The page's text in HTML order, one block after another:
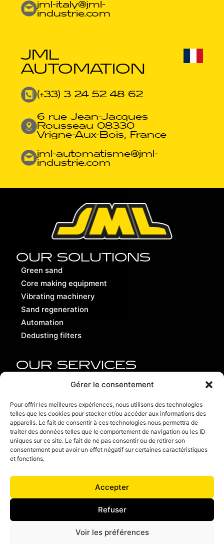
Gérer le consentement
Pour offrir les meilleures expériences, nous utilisons des technologies
telles que les cookies pour stocker et/ou accéder aux informations des
appareils. Le fait de consentir à ces technologies nous permettra de
traiter des données telles que le comportement de navigation ou les ID
uniques sur ce site. Le fait de ne pas consentir ou de retirer son
consentement peut avoir un effet négatif sur certaines caractéristiques
et fonctions.
Accepter
Refuser
Voir les préférences
jml-italy@jml-
industrie.com
JML
AUTOMATION
(+33) 3 24 52 48 62​
6 rue Jean-Jacques
Rousseau 08330
Vrigne-Aux-Bois, France
jml-automatisme@jml-
industrie.com
OUR SOLUTIONS
Green sand
Core making equipment
Vibrating machinery
Sand regeneration
Automation
Dedusting filters
OUR SERVICES
Contact us
Recruitment
Terms of use
Privacy policy
Terms and conditions of sales